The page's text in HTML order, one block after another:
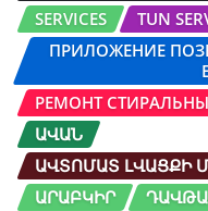
SERVICES
TUN
ПРИЛОЖЕНИЕ
РЕМОНТ
ԱՎԱՆ
ԱՎՏՈՄԱՏ ԼՎԱՑՔԻ
ԱՐԱԲԿԻՐ